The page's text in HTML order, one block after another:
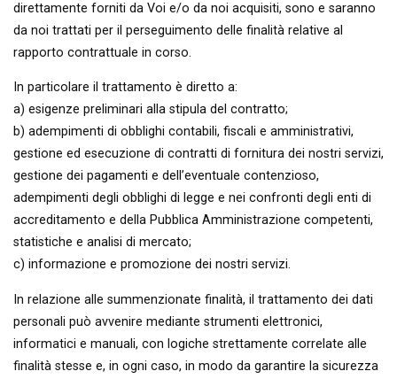
direttamente forniti da Voi e/o da noi acquisiti, sono e saranno
da noi trattati per il perseguimento delle finalità relative al
rapporto contrattuale in corso.
In particolare il trattamento è diretto a:
a) esigenze preliminari alla stipula del contratto;
b) adempimenti di obblighi contabili, fiscali e amministrativi,
gestione ed esecuzione di contratti di fornitura dei nostri servizi,
gestione dei pagamenti e dell’eventuale contenzioso,
adempimenti degli obblighi di legge e nei confronti degli enti di
accreditamento e della Pubblica Amministrazione competenti,
statistiche e analisi di mercato;
c) informazione e promozione dei nostri servizi.
In relazione alle summenzionate finalità, il trattamento dei dati
personali può avvenire mediante strumenti elettronici,
informatici e manuali, con logiche strettamente correlate alle
finalità stesse e, in ogni caso, in modo da garantire la sicurezza